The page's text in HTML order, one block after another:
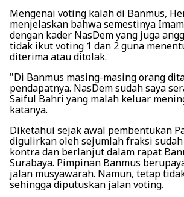
Mengenai voting kalah di Banmus,
menjelaskan bahwa semestinya
dengan kader NasDem yang juga
tidak ikut voting 1 dan 2 guna
diterima atau ditolak.
"Di Banmus masing-masing orang
pendapatnya. NasDem sudah saya
Saiful Bahri yang malah keluar
katanya.
Diketahui sejak awal pembentukan
digulirkan oleh sejumlah fraksi
kontra dan berlanjut dalam rapat
Surabaya. Pimpinan Banmus
jalan musyawarah. Namun, tetap
sehingga diputuskan jalan voting.